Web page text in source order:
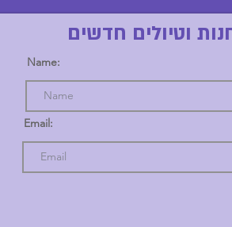
וטיולים חדשים
Name:
Email: